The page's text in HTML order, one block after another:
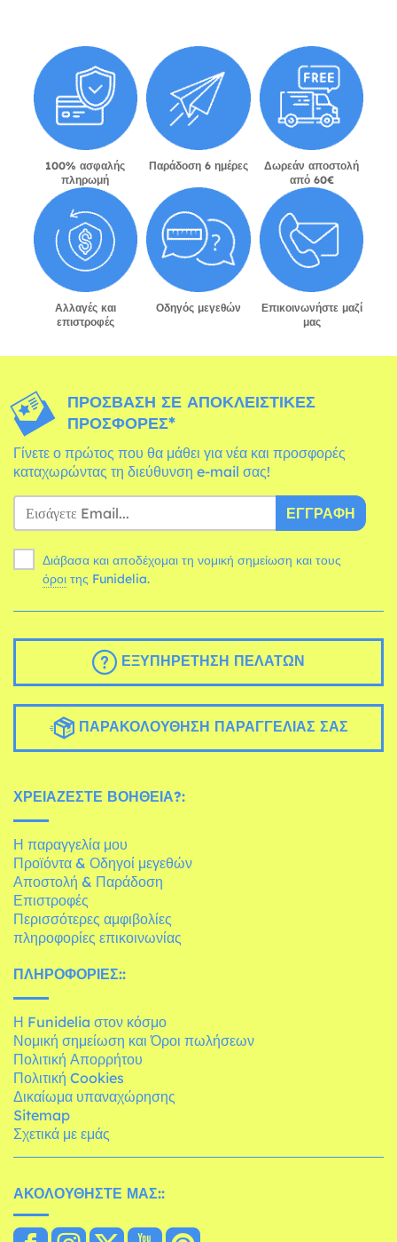
100% ασφαλής
πληρωμή
Παράδοση 6 ημέρες
Δωρεάν αποστολή
από 60€
Αλλαγές και
επιστροφές
Οδηγός μεγεθών
Επικοινωνήστε μαζί
μας
ΠΡΌΣΒΑΣΗ ΣΕ ΑΠΟΚΛΕΙΣΤΙΚΈΣ
ΠΡΟΣΦΟΡΈΣ*
Γίνετε ο πρώτος που θα μάθει για νέα και προσφορές
καταχωρώντας τη διεύθυνση e-mail σας!
ΕΓΓΡΑΦΉ
Διάβασα και αποδέχομαι τη νομική σημείωση και τους
όροι της Funidelia.
ΕΞΥΠΗΡΈΤΗΣΗ ΠΕΛΑΤΏΝ
ΠΑΡΑΚΟΛΟΎΘΗΣΗ ΠΑΡΑΓΓΕΛΊΑΣ ΣΑΣ
ΧΡΕΙΆΖΕΣΤΕ ΒΟΉΘΕΙΑ?:
Η παραγγελία μου
Προϊόντα & Οδηγοί μεγεθών
Αποστολή & Παράδοση
Επιστροφές
Περισσότερες αμφιβολίες
πληροφορίες επικοινωνίας
ΠΛΗΡΟΦΟΡΊΕΣ::
Η Funidelia στον κόσμο
Νομική σημείωση και Όροι πωλήσεων
Πολιτική Απορρήτου
Πολιτική Cookies
Δικαίωμα υπαναχώρησης
Sitemap
Σχετικά με εμάς
ΑΚΟΛΟΥΘΉΣΤΕ ΜΑΣ::